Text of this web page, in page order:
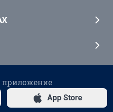
App Store